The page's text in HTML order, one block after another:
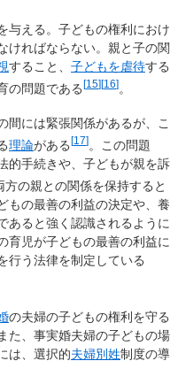
与える。子どもの権利におけ
ければならない。親と子の関
すること、 子どもを虐待する
の問題である [15][16] 。
間には緊張関係があるが、こ
理論がある [17] 。この問題
的手続きや、子どもが親を訴
方の親との関係を保持すると
もの最善の利益の決定や、養
あると強く認識されるように
育児が子どもの最善の利益に
行う法律を制定している
の夫婦の子どもの権利を守る
た、事実婚夫婦の子どもの場
は、選択的夫婦別姓制度の導